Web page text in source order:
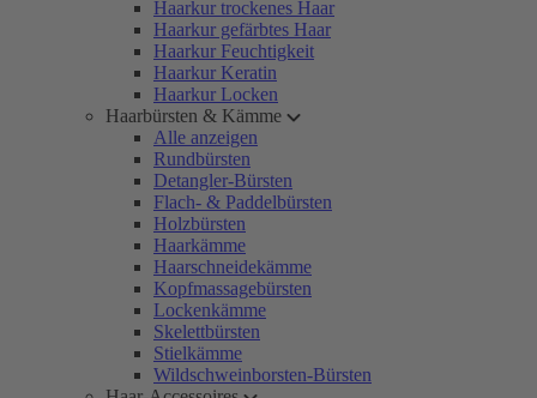
Haarkur trockenes Haar
Haarkur gefärbtes Haar
Haarkur Feuchtigkeit
Haarkur Keratin
Haarkur Locken
Haarbürsten & Kämme
Alle anzeigen
Rundbürsten
Detangler-Bürsten
Flach- & Paddelbürsten
Holzbürsten
Haarkämme
Haarschneidekämme
Kopfmassagebürsten
Lockenkämme
Skelettbürsten
Stielkämme
Wildschweinborsten-Bürsten